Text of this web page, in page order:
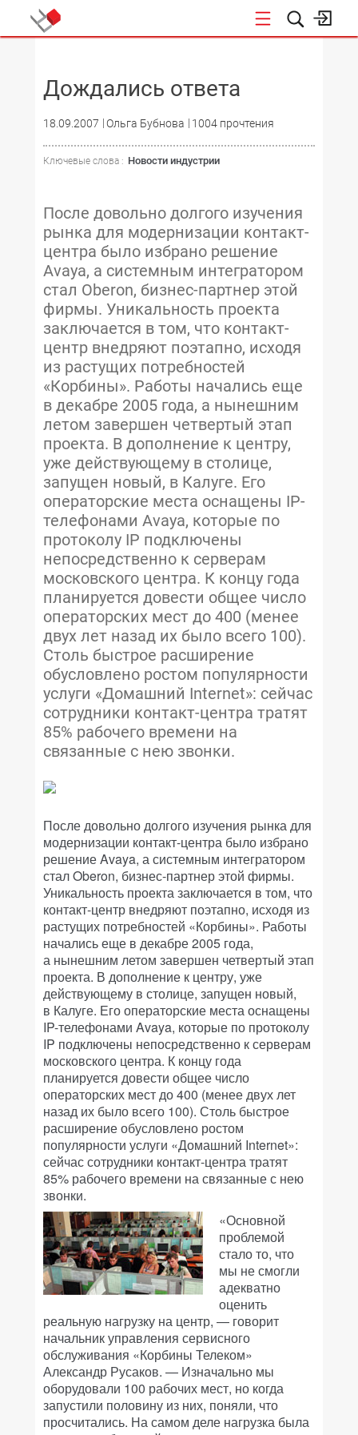
Дождались ответа
18.09.2007 Ольга Бубнова 1004 прочтения
Ключевые слова : Новости индустрии
После довольно долгого изучения
рынка для модернизации контакт-
центра было избрано решение
Avaya, а системным интегратором
стал Oberon, бизнес-партнер этой
фирмы. Уникальность проекта
заключается в том, что контакт-
центр внедряют поэтапно, исходя
из растущих потребностей
«Корбины». Работы начались еще
в декабре 2005 года, а нынешним
летом завершен четвертый этап
проекта. В дополнение к центру,
уже действующему в столице,
запущен новый, в Калуге. Его
операторские места оснащены IP-
телефонами Avaya, которые по
протоколу IP подключены
непосредственно к серверам
московского центра. К концу года
планируется довести общее число
операторских мест до 400 (менее
двух лет назад их было всего 100).
Столь быстрое расширение
обусловлено ростом популярности
услуги «Домашний Internet»: сейчас
сотрудники контакт-центра тратят
85% рабочего времени на
связанные с нею звонки.
После довольно долгого изучения рынка для
модернизации контакт-центра было избрано
решение Avaya, а системным интегратором
стал Oberon, бизнес-партнер этой фирмы.
Уникальность проекта заключается в том, что
контакт-центр внедряют поэтапно, исходя из
растущих потребностей «Корбины». Работы
начались еще в декабре 2005 года,
а нынешним летом завершен четвертый этап
проекта. В дополнение к центру, уже
действующему в столице, запущен новый,
в Калуге. Его операторские места оснащены
IP-телефонами Avaya, которые по протоколу
IP подключены непосредственно к серверам
московского центра. К концу года
планируется довести общее число
операторских мест до 400 (менее двух лет
назад их было всего 100). Столь быстрое
расширение обусловлено ростом
популярности услуги «Домашний Internet»:
сейчас сотрудники контакт-центра тратят
85% рабочего времени на связанные с нею
звонки.
«Основной
проблемой
стало то, что
мы не смогли
адекватно
оценить
реальную нагрузку на центр, — говорит
начальник управления сервисного
обслуживания «Корбины Телеком»
Александр Русаков. — Изначально мы
оборудовали 100 рабочих мест, но когда
запустили половину из них, поняли, что
просчитались. На самом деле нагрузка была